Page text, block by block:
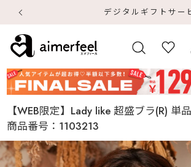
デジタルギフトサービス
【WEB限定】Lady like 超盛ブラ(R) 単
商品番号： 1103213